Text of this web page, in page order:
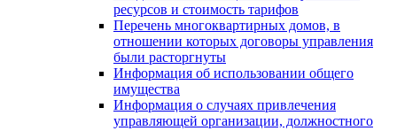
ресурсов и стоимость тарифов
Перечень многоквартирных домов, в
отношении которых договоры управления
были расторгнуты
Информация об использовании общего
имущества
Информация о случаях привлечения
управляющей организации, должностного